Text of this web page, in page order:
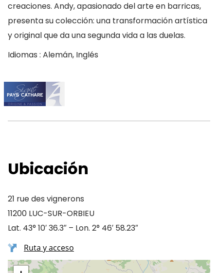
creaciones. Andy, apasionado del arte en barricas,
presenta su colección: una transformación artística
y original que da una segunda vida a las duelas.
Idiomas : Alemán, Inglés
Ubicación
21 rue des vignerons
11200 LUC-SUR-ORBIEU
Lat. 43° 10′ 36.3″ – Lon. 2° 46′ 58.23″
Ruta y acceso